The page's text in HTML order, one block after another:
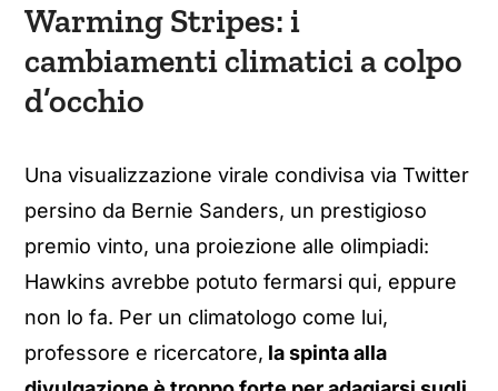
Warming Stripes: i
cambiamenti climatici a colpo
d’occhio
Una visualizzazione virale condivisa via Twitter
persino da Bernie Sanders, un prestigioso
premio vinto, una proiezione alle olimpiadi:
Hawkins avrebbe potuto fermarsi qui, eppure
non lo fa. Per un climatologo come lui,
professore e ricercatore, la spinta alla